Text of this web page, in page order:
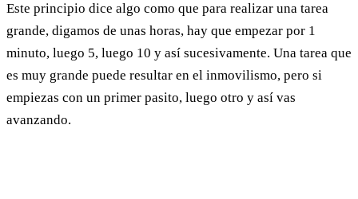
Este principio dice algo como que para realizar una tarea
grande, digamos de unas horas, hay que empezar por 1
minuto, luego 5, luego 10 y así sucesivamente. Una tarea que
es muy grande puede resultar en el inmovilismo, pero si
empiezas con un primer pasito, luego otro y así vas
avanzando.